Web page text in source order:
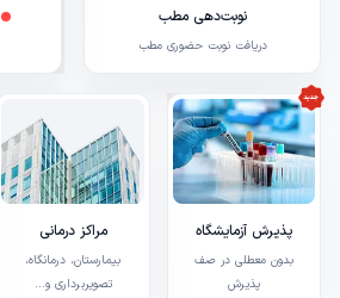
نوبت‌دهی مطب
دریافت نوبت حضوری مطب
پذیرش آزمایشگاه
بدون معطلی در صف
پذیرش
مراکز درمانی
بیمارستان، درمانگاه،
تصویربرداری و...